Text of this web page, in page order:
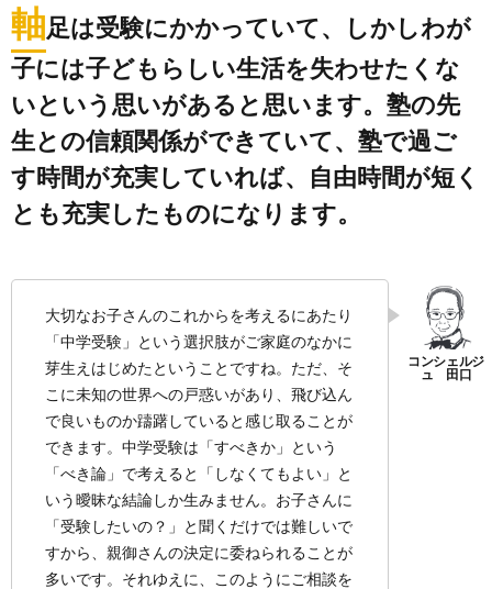
軸足は受験にかかっていて、しかしわが
子には子どもらしい生活を失わせたくな
いという思いがあると思います。塾の先
生との信頼関係ができていて、塾で過ご
す時間が充実していれば、自由時間が短く
とも充実したものになります。
大切なお子さんのこれからを考えるにあたり
「中学受験」という選択肢がご家庭のなかに
芽生えはじめたということですね。ただ、そ
こに未知の世界への戸惑いがあり、飛び込ん
で良いものか躊躇していると感じ取ることが
できます。中学受験は「すべきか」という
「べき論」で考えると「しなくてもよい」と
いう曖昧な結論しか生みません。お子さんに
「受験したいの？」と聞くだけでは難しいで
すから、親御さんの決定に委ねられることが
多いです。それゆえに、このようにご相談を